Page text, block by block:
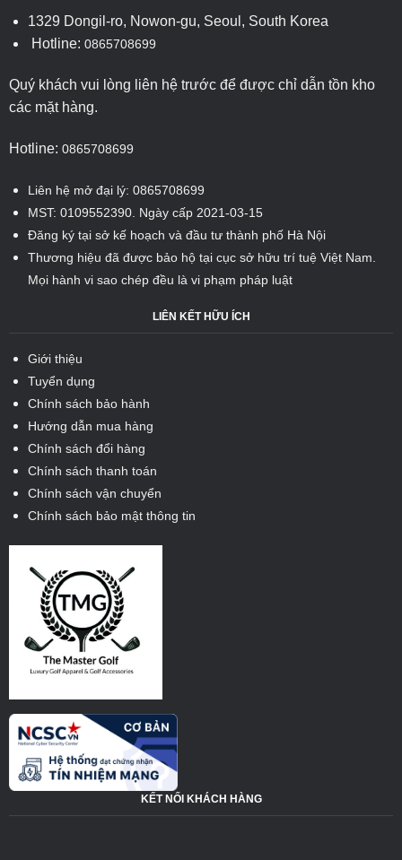
1329 Dongil-ro, Nowon-gu, Seoul, South Korea
Hotline: 0865708699
Quý khách vui lòng liên hệ trước để được chỉ dẫn tồn kho
các mặt hàng.
Hotline: 0865708699
Liên hệ mở đại lý: 0865708699
MST: 0109552390. Ngày cấp 2021-03-15
Đăng ký tại sở kế hoạch và đầu tư thành phố Hà Nội
Thương hiệu đã được bảo hộ tại cục sở hữu trí tuệ Việt Nam.
Mọi hành vi sao chép đều là vi phạm pháp luật
LIÊN KẾT HỮU ÍCH
Giới thiệu
Tuyển dụng
Chính sách bảo hành
Hướng dẫn mua hàng
Chính sách đổi hàng
Chính sách thanh toán
Chính sách vận chuyển
Chính sách bảo mật thông tin
KẾT NỐI KHÁCH HÀNG